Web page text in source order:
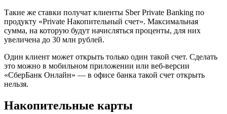
Такие же ставки получат клиенты Sber Private Banking по
продукту «Private Накопительный счет». Максимальная
сумма, на которую будут начисляться проценты, для них
увеличена до 30 млн рублей.
Один клиент может открыть только один такой счет. Сделать
это можно в мобильном приложении или веб-версии
«СберБанк Онлайн» — в офисе банка такой счет открыть
нельзя.
Накопительные карты